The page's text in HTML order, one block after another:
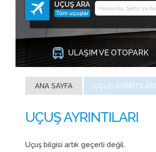
UÇUŞ ARA
Tüm uçuşlar
ULAŞIM VE OTOPARK
ANA SAYFA UÇUŞ AYRINTILARI
Uçuş bilgisi artık geçerli değil.